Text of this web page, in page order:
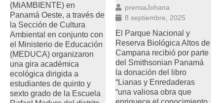
(MiAMBIENTE) en
Panamá Oeste, a través de
la Sección de Cultura
Ambiental en conjunto con
el Ministerio de Educación
(MEDUCA) organizaron
una gira académica
ecológica dirigida a
estudiantes de quinto y
sexto grado de la Escuela
prensaJohana
8 septiembre, 2025
El Parque Nacional y
Reserva Biológica Altos de
Campana recibió por parte
del Smithsonian Panamá
la donación del libro
“Lianas y Enredaderas
“una valiosa obra que